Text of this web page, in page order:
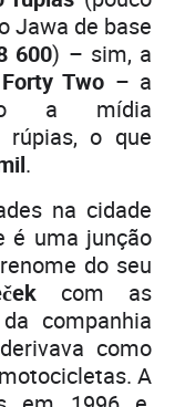
Jawa de base
600) – sim, a
Forty Two – a
a mídia
rúpias, o que
.
na cidade
é uma junção
do seu
com as
companhia
como
A